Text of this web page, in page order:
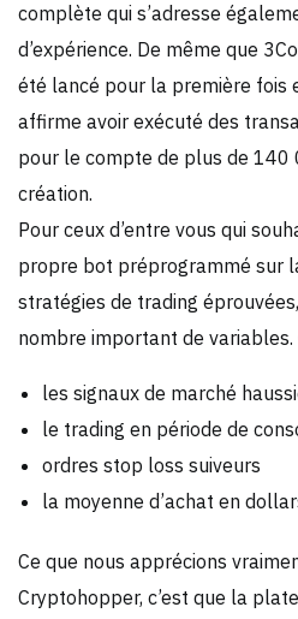
complète qui s’adresse
d’expérience. De même que
été lancé pour la première fois
affirme avoir exécuté des
pour le compte de plus de 140
création.
Pour ceux d’entre vous qui
propre bot préprogrammé sur
stratégies de trading
nombre important de
les signaux de marché
le trading en période de
ordres stop loss suiveurs
la moyenne d’achat en
Ce que nous apprécions
Cryptohopper, c’est que la